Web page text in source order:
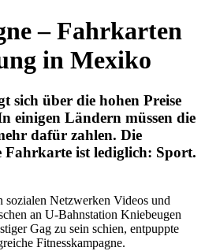
– Fahrkarten
in Mexiko
sich über die hohen Preise
einigen Ländern müssen die
dafür zahlen. Die
Fahrkarte ist lediglich: Sport.
sozialen Netzwerken Videos und
an U-Bahnstation Kniebeugen
Gag zu sein schien, entpuppte
Fitnesskampagne.